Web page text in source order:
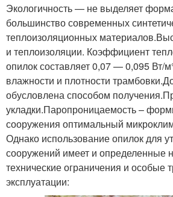
Экологичность — не выделяет
большинство современных
теплоизоляционных
и теплоизоляции. Коэффициент
опилок составляет 0,07 — 0,095 Вт/
влажности и плотности
обусловлена способом
укладки.Паропроницаемость –
сооружения оптимальный
Однако использование опилок для
сооружений имеет и определенные
технические ограничения и особые
эксплуатации: